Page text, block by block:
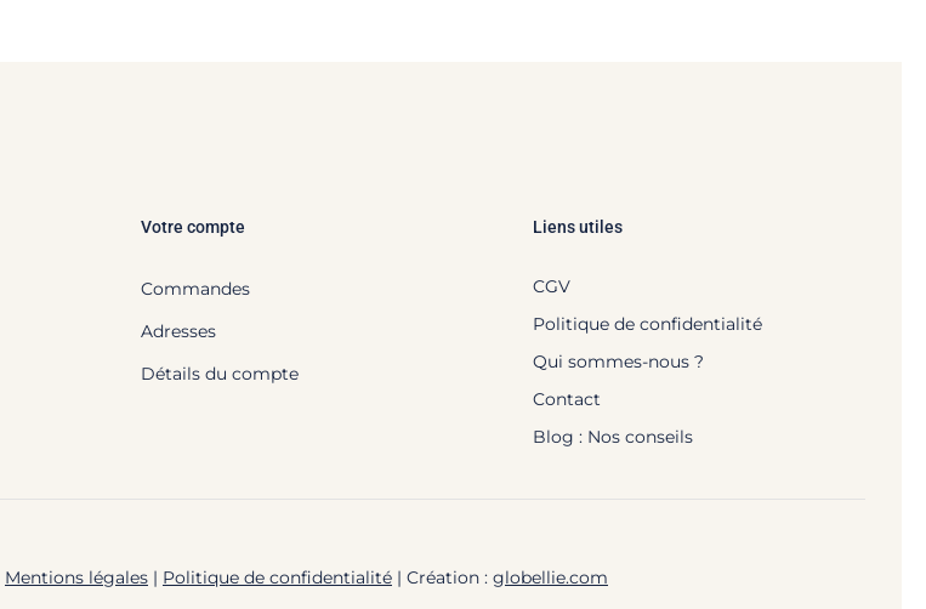
Votre compte
Commandes
Adresses
Détails du compte
Liens utiles
CGV
Politique de confidentialité
Qui sommes-nous ?
Contact
Blog : Nos conseils
Mentions légales | Politique de confidentialité | Création : globellie.com